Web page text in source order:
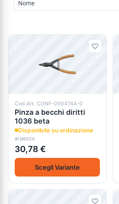
Prodotti
Cod.Art. CONF-0004744-0
Pinza a becchi diritti
1036 beta
Disponibile su ordinazione
al pezzo
30,78 €
Scegli Variante